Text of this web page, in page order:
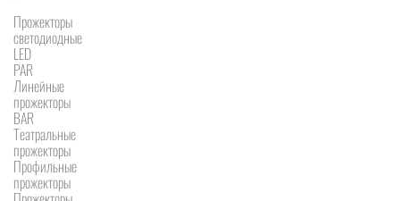
Прожекторы
светодиодные
LED
PAR
Линейные
прожекторы
BAR
Театральные
прожекторы
Профильные
прожекторы